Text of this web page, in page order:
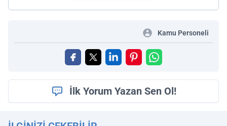
Kamu Personeli
İlk Yorum Yazan Sen Ol!